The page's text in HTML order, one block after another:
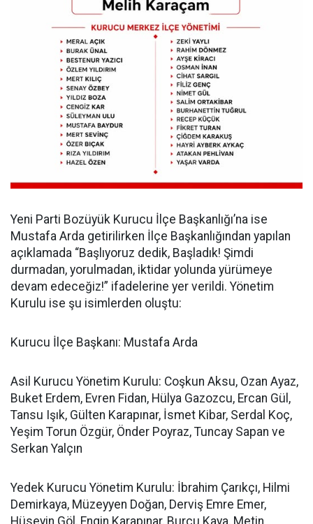
Yeni Parti Bozüyük Kurucu İlçe Başkanlığı’na ise
Mustafa Arda getirilirken İlçe Başkanlığından yapılan
açıklamada “Başlıyoruz dedik, Başladık! Şimdi
durmadan, yorulmadan, iktidar yolunda yürümeye
devam edeceğiz!” ifadelerine yer verildi. Yönetim
Kurulu ise şu isimlerden oluştu:
Kurucu İlçe Başkanı: Mustafa Arda
Asil Kurucu Yönetim Kurulu: Coşkun Aksu, Ozan Ayaz,
Buket Erdem, Evren Fidan, Hülya Gazozcu, Ercan Gül,
Tansu Işık, Gülten Karapınar, İsmet Kibar, Serdal Koç,
Yeşim Torun Özgür, Önder Poyraz, Tuncay Sapan ve
Serkan Yalçın
Yedek Kurucu Yönetim Kurulu: İbrahim Çarıkçı, Hilmi
Demirkaya, Müzeyyen Doğan, Derviş Emre Emer,